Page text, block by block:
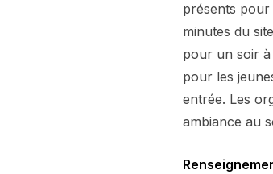
présents pour
minutes du
pour un soir
pour les
entrée. Les
ambiance au